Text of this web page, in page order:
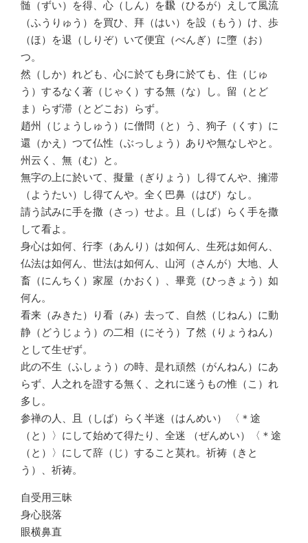
髄（ずい）を得、心（しん）を飜（ひるが）えして風流
（ふうりゅう）を買ひ、拜（はい）を設（もう）け、歩
（ほ）を退（しりぞ）いて便宜（べんぎ）に墮（お）
つ。
然（しか）れども、心に於ても身に於ても、住（じゅ
う）するなく著（じゃく）する無（な）し。留（とど
ま）らず滞（とどこお）らず。
趙州（じょうしゅう）に僧問（と）う、狗子（くす）に
還（かえ）つて仏性（ぶっしょう）ありや無なしやと。
州云く、無（む）と。
無字の上に於いて、擬量（ぎりょう）し得てんや、擁滞
（ようたい）し得てんや。全く巴鼻（はび）なし。
請う試みに手を撒（さっ）せよ。且（しば）らく手を撒
して看よ。
身心は如何、行李（あんり）は如何ん、生死は如何ん、
仏法は如何ん、世法は如何ん、山河（さんが）大地、人
畜（にんちく）家屋（かおく）、畢竟（ひっきょう）如
何ん。
看来（みきた）り看（み）去って、自然（じねん）に動
静（どうじょう）の二相（にそう）了然（りょうねん）
として生ぜず。
此の不生（ふしょう）の時、是れ頑然（がんねん）にあ
らず、人之れを證する無く、之れに迷うもの惟（こ）れ
多し。
参禅の人、且（しば）らく半迷（はんめい） 〈＊途
（と）〉にして始めて得たり、全迷 （ぜんめい）〈＊途
（と）〉にして辞（じ）すること莫れ。祈祷（きと
う）、祈祷。
自受用三昧
身心脱落
眼横鼻直